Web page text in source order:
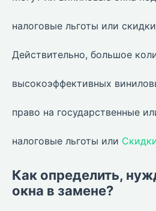
налоговые льготы или
Действительно, большое
высокоэффективных
право на государственные
налоговые льготы или
Как определить,
окна в замене?